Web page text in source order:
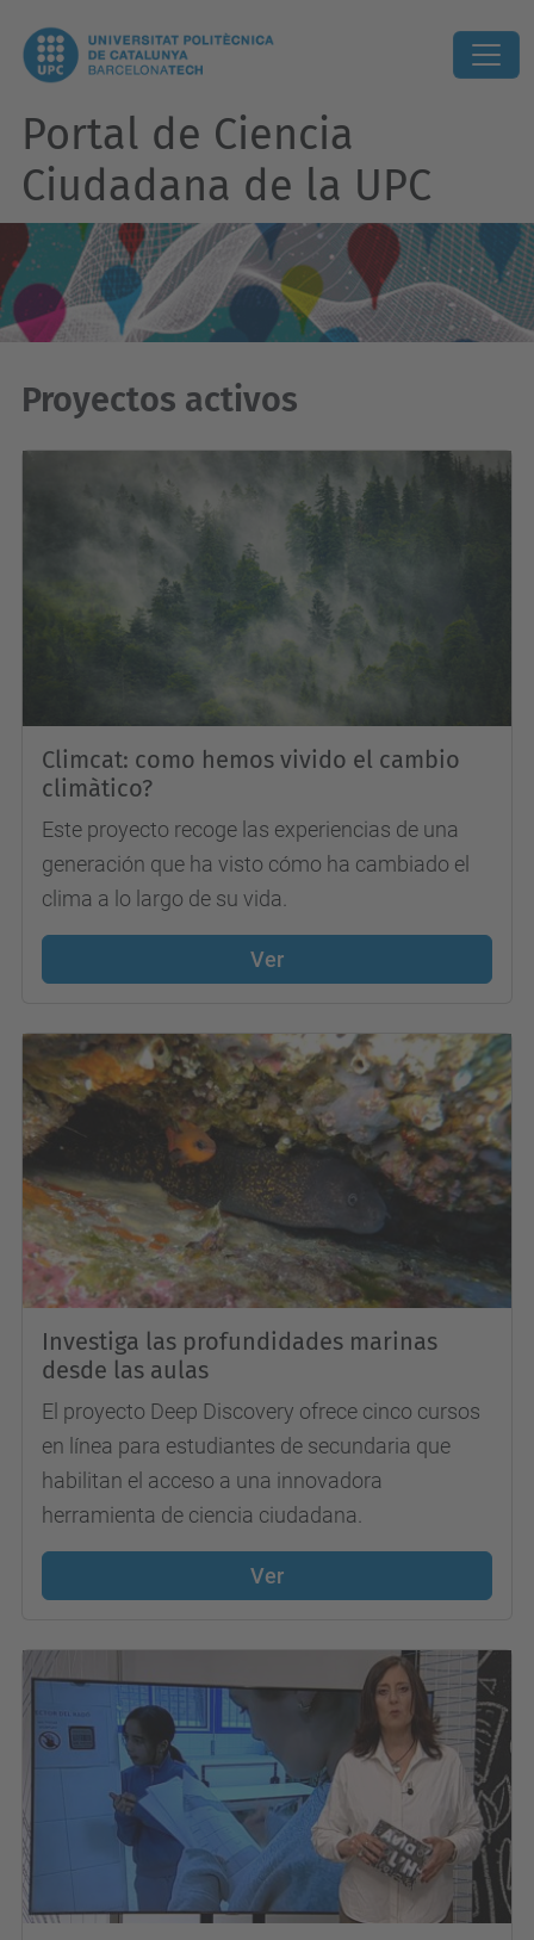
Portal de Ciencia
Ciudadana de la UPC
Proyectos activos
Climcat: como hemos vivido el cambio
climàtico?
Este proyecto recoge las experiencias de una
generación que ha visto cómo ha cambiado el
clima a lo largo de su vida.
Ver
Investiga las profundidades marinas
desde las aulas
El proyecto Deep Discovery ofrece cinco cursos
en línea para estudiantes de secundaria que
habilitan el acceso a una innovadora
herramienta de ciencia ciudadana.
Ver